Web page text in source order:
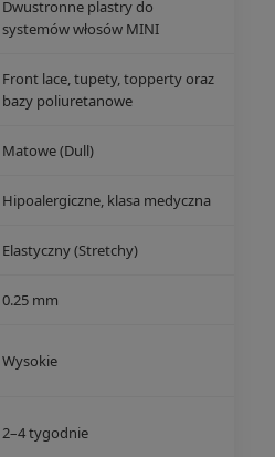
Dwustronne plastry do
systemów włosów MINI
Front lace, tupety, topperty oraz
bazy poliuretanowe
Matowe (Dull)
Hipoalergiczne, klasa medyczna
Elastyczny (Stretchy)
0.25 mm
Wysokie
2–4 tygodnie